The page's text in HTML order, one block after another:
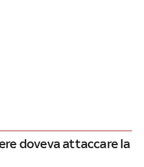
doveva attaccare la